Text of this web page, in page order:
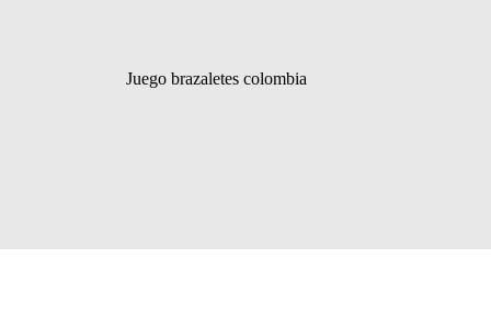
Juego brazaletes colombia